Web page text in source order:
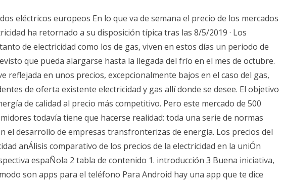
eléctricos europeos En lo que va de semana el precio de los mercados
ha retornado a su disposición típica tras las 8/5/2019 · Los
de electricidad como los de gas, viven en estos días un periodo de
que pueda alargarse hasta la llegada del frío en el mes de octubre.
reflejada en unos precios, excepcionalmente bajos en el caso del gas,
de oferta existente electricidad y gas allí donde se desee. El objetivo
de calidad al precio más competitivo. Pero este mercado de 500
todavía tiene que hacerse realidad: toda una serie de normas
el desarrollo de empresas transfronterizas de energía. Los precios del
anÁlisis comparativo de los precios de la electricidad en la uniÓn
espaÑola 2 tabla de contenido 1. introducción 3 Buena iniciativa,
son apps para el teléfono Para Android hay una app que te dice